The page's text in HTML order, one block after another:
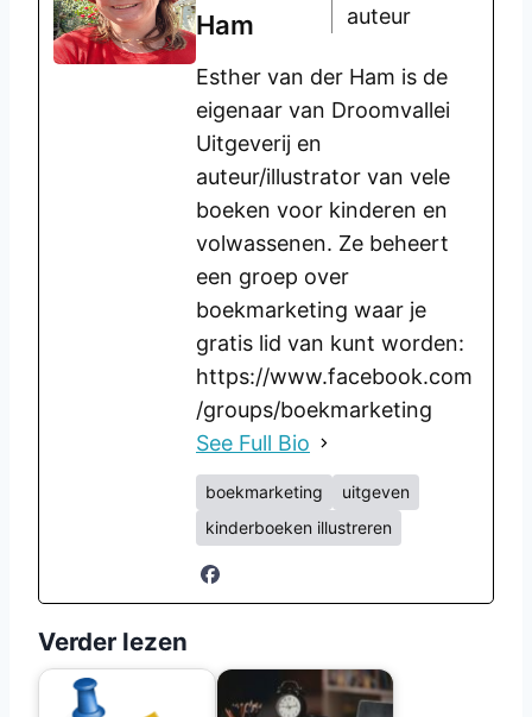
Ham
auteur
Esther van der Ham is de
eigenaar van Droomvallei
Uitgeverij en
auteur/illustrator van vele
boeken voor kinderen en
volwassenen. Ze beheert
een groep over
boekmarketing waar je
gratis lid van kunt worden:
https://www.facebook.com
/groups/boekmarketing
See Full Bio
boekmarketing
uitgeven
kinderboeken illustreren
Verder lezen